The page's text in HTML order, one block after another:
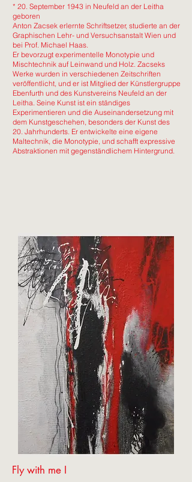
* 20. September 1943 in Neufeld an der Leitha
geboren
Anton Zacsek erlernte Schriftsetzer, studierte an der
Graphischen Lehr- und Versuchsanstalt Wien und
bei Prof. Michael Haas.
Er bevorzugt experimentelle Monotypie und
Mischtechnik auf Leinwand und Holz. Zacseks
Werke wurden in verschiedenen Zeitschriften
veröffentlicht, und er ist Mitglied der Künstlergruppe
Ebenfurth und des Kunstvereins Neufeld an der
Leitha. Seine Kunst ist ein ständiges
Experimentieren und die Auseinandersetzung mit
dem Kunstgeschehen, besonders der Kunst des
20. Jahrhunderts. Er entwickelte eine eigene
Maltechnik, die Monotypie, und schafft expressive
Abstraktionen mit gegenständlichem Hintergrund.
Fly with me I